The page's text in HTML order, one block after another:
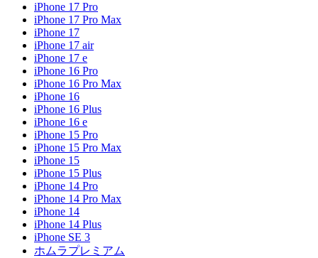
iPhone 17 Pro
iPhone 17 Pro Max
iPhone 17
iPhone 17 air
iPhone 17 e
iPhone 16 Pro
iPhone 16 Pro Max
iPhone 16
iPhone 16 Plus
iPhone 16 e
iPhone 15 Pro
iPhone 15 Pro Max
iPhone 15
iPhone 15 Plus
iPhone 14 Pro
iPhone 14 Pro Max
iPhone 14
iPhone 14 Plus
iPhone SE 3
ホムラプレミアム